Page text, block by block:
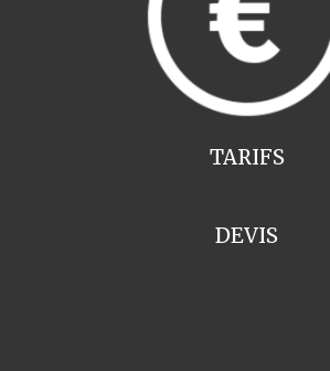
TARIFS
DEVIS